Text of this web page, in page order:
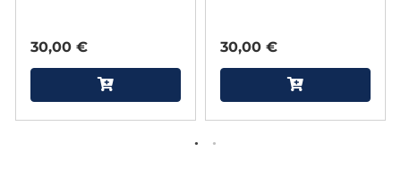
30,00 €
Meroni
30,00 €